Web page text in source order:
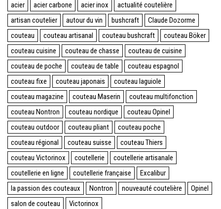
acier acier carbone acier inox
actualité coutelière
artisan coutelier
autour du vin bushcraft
Claude Dozorme
couteau
couteau artisanal couteau bushcraft
couteau Böker
couteau cuisine
couteau de chasse
couteau de cuisine
couteau de poche
couteau de table
couteau espagnol
couteau fixe
couteau japonais
couteau laguiole
couteau magazine
couteau Maserin
couteau multifonction
couteau Nontron
couteau nordique
couteau Opinel
couteau outdoor
couteau pliant
couteau poche
couteau régional
couteau suisse
couteau Thiers
couteau Victorinox
coutellerie
coutellerie artisanale
coutellerie en ligne
coutellerie française
Excalibur
la passion des couteaux
Nontron nouveauté coutelière
Opinel
salon de couteau
Victorinox